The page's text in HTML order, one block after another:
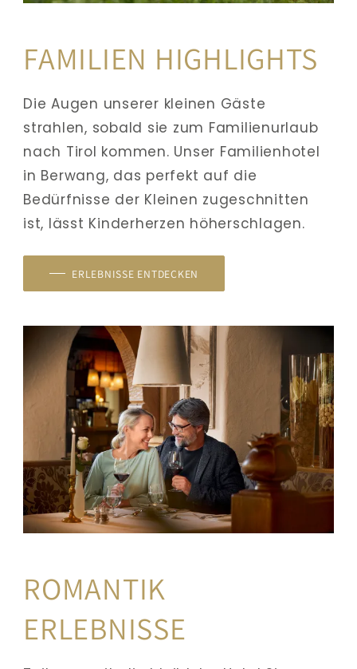
FAMILIEN HIGHLIGHTS
Die Augen unserer kleinen Gäste
strahlen, sobald sie zum Familienurlaub
nach Tirol kommen. Unser Familienhotel
in Berwang, das perfekt auf die
Bedürfnisse der Kleinen zugeschnitten
ist, lässt Kinderherzen höherschlagen.
ERLEBNISSE ENTDECKEN
ROMANTIK
ERLEBNISSE